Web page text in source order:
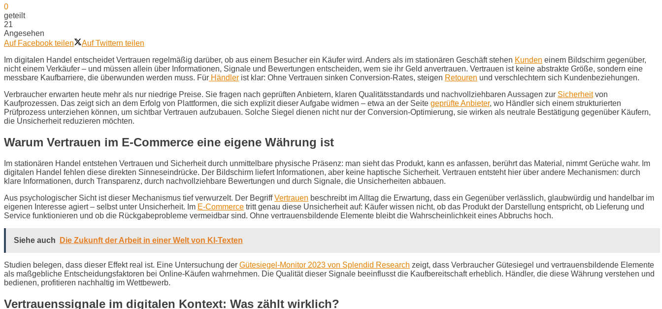
0
geteilt
21
Angesehen
Auf Facebook teilen
Auf Twittern teilen
Im digitalen Handel entscheidet Vertrauen regelmäßig darüber, ob aus einem Besucher ein Käufer wird. Anders als im stationären Geschäft stehen Kunden einem Bildschirm gegenüber,
nicht einem Verkäufer – und müssen allein über Informationen, Signale und Bewertungen entscheiden, wem sie ihr Geld anvertrauen. Vertrauen ist keine abstrakte Größe, sondern eine
messbare Kaufbarriere, die überwunden werden muss. Für Händler ist klar: Ohne Vertrauen sinken Conversion-Rates, steigen Retouren und verschlechtern sich Kundenbeziehungen.
Verbraucher erwarten heute mehr als nur niedrige Preise. Sie fragen nach geprüften Anbietern, klaren Qualitätsstandards und nachvollziehbaren Aussagen zur Sicherheitvon
Kaufprozessen. Das zeigt sich an dem Erfolg von Plattformen, die sich explizit dieser Aufgabe widmen – etwa an der Seite geprüfte Anbieter, wo Händler sich einem strukturierten
Prüfprozess unterziehen können, um sichtbar Vertrauen aufzubauen. Solche Siegel dienen nicht nur der Conversion-Optimierung, sie wirken als neutrale Bestätigung gegenüber Käufern,
die Unsicherheit reduzieren möchten.
Warum Vertrauen im E-Commerce eine eigene Währung ist
Im stationären Handel entstehen Vertrauen und Sicherheit durch unmittelbare physische Präsenz: man sieht das Produkt, kann es anfassen, berührt das Material, nimmt Gerüche wahr. Im
digitalen Handel fehlen diese direkten Sinneseindrücke. Der Bildschirm liefert Informationen, aber keine haptische Sicherheit. Vertrauen entsteht hier über andere Mechanismen: durch
klare Informationen, durch Transparenz, durch nachvollziehbare Bewertungen und durch Signale, die Unsicherheiten abbauen.
Aus psychologischer Sicht ist dieser Mechanismus tief verwurzelt. Der BegriffVertrauen beschreibt im Alltag die Erwartung, dass ein Gegenüber verlässlich, glaubwürdig und handelbar im
eigenen Interesse agiert – selbst unter Unsicherheit. Im E-Commerce tritt genau diese Unsicherheit auf: Käufer wissen nicht, ob das Produkt der Darstellung entspricht, ob Lieferung und
Service funktionieren und ob die Rückgabeprobleme vermeidbar sind. Ohne vertrauensbildende Elemente bleibt die Wahrscheinlichkeit eines Abbruchs hoch.
Siehe auch Die Zukunft der Arbeit in einer Welt von KI-Texten
Studien belegen, dass dieser Effekt real ist. Eine Untersuchung der Gütesiegel-Monitor 2023 von Splendid Research zeigt, dass Verbraucher Gütesiegel und vertrauensbildende Elemente
als maßgebliche Entscheidungsfaktoren bei Online-Käufen wahrnehmen. Die Qualität dieser Signale beeinflusst die Kaufbereitschaft erheblich. Händler, die diese Währung verstehen und
bedienen, profitieren nachhaltig im Wettbewerb.
Vertrauenssignale im digitalen Kontext: Was zählt wirklich?